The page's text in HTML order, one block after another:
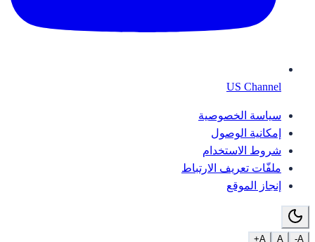
US Channel
سياسة الخصوصية
إمكانية الوصول
شروط الاستخدام
ملفّات تعريف الارتباط
إنجاز الموقع
A-
A
A+